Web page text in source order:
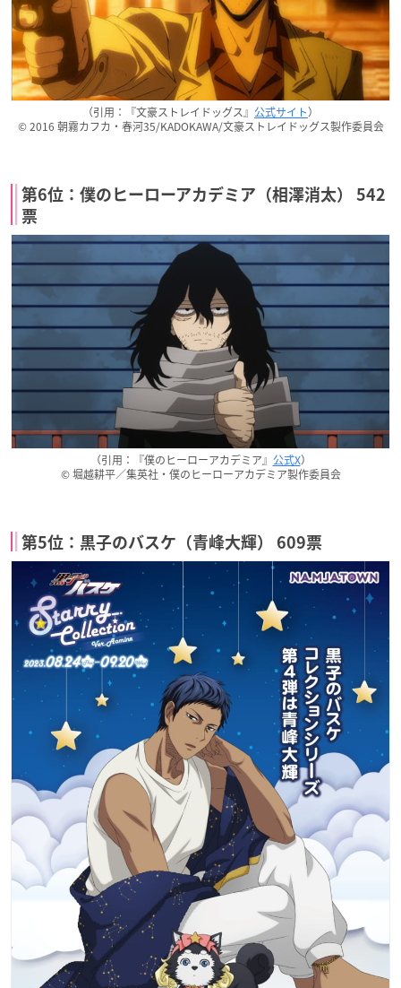
（引用：『文豪ストレイドッグス』 公式サイト）
© 2016 朝霧カフカ・春河35/KADOKAWA/文豪ストレイドッグス製作委員会
第6位：僕のヒーローアカデミア（相澤消太） 542
票
（引用：『僕のヒーローアカデミア』 公式X）
© 堀越耕平／集英社・僕のヒーローアカデミア製作委員会
第5位：黒子のバスケ（青峰大輝） 609票